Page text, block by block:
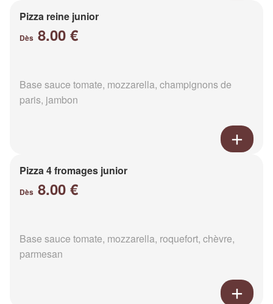
Pizza reine junior
Dès 8.00 €
Base sauce tomate, mozzarella, champignons de
paris, jambon
Pizza 4 fromages junior
Dès 8.00 €
Base sauce tomate, mozzarella, roquefort, chèvre,
parmesan